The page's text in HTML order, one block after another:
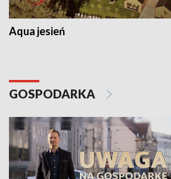
Aqua jesień
GOSPODARKA